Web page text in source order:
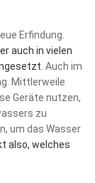
Erfindung.
auch in vielen
. Auch im
Mittlerweile
Geräte nutzen,
zu
um das Wasser
also, welches